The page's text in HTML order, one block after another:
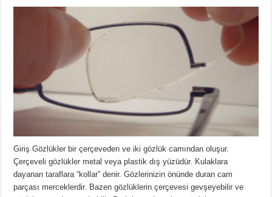
Giriş Gözlükler bir çerçeveden ve iki gözlük camından oluşur.
Çerçeveli gözlükler metal veya plastik dış yüzüdür. Kulaklara
dayanan taraflara “kollar” denir. Gözlerinizin önünde duran cam
parçası merceklerdir. Bazen gözlüklerin çerçevesi gevşeyebilir ve